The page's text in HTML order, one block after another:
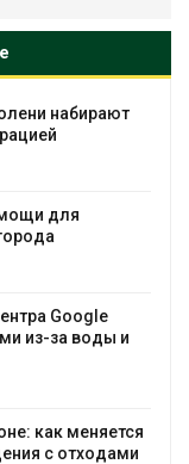
Тайфун, засуха и
несколько регионов
Солнечные панели
воду
Авг 7, 2026